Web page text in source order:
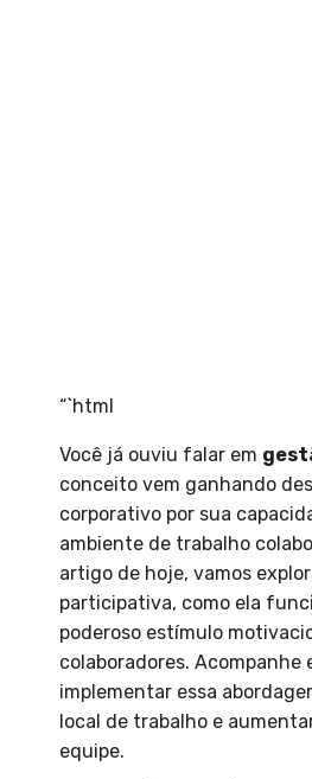
“`html
Você já ouviu falar em
conceito vem ganhando
corporativo por sua
ambiente de trabalho
artigo de hoje, vamos
participativa, como ela
poderoso estímulo
colaboradores. Acompanhe
implementar essa
local de trabalho e
equipe.